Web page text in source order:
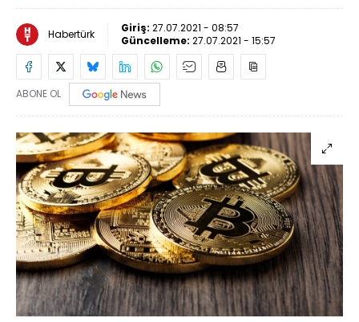
Habertürk Giriş: 27.07.2021 - 08:57
Güncelleme: 27.07.2021 - 15:57
ABONE OL